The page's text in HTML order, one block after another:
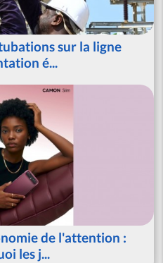
sur la ligne
é...
de l'attention :
les j...